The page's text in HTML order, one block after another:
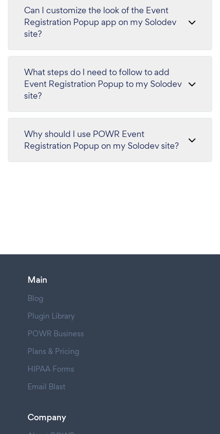
Can I customize the look of the Event
Registration Popup app on my Solodev
site?
What steps do I need to follow to add
Event Registration Popup to my Solodev
site?
Why should I use POWR Event
Registration Popup on my Solodev site?
Main
Blog
Plugin Library
POWR Business
Plans & Pricing
HIPAA Forms
Email Blast
Company